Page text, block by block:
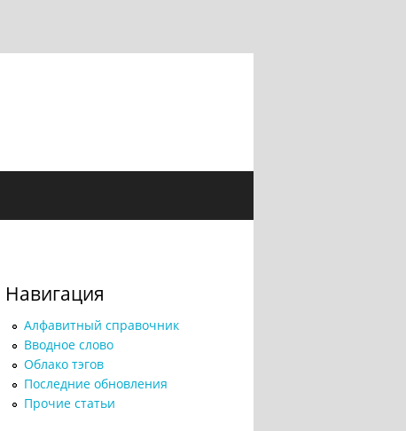
Навигация
Алфавитный справочник
Вводное слово
Облако тэгов
Последние обновления
Прочие статьи